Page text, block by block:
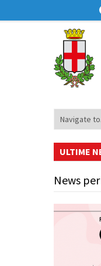
ULTIME
Your small steps towards
• Oxford
News